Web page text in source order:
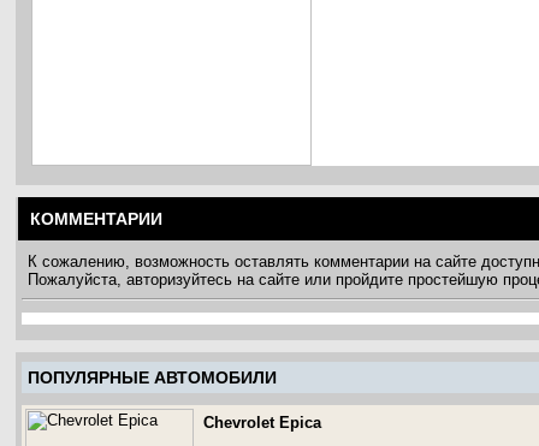
КОММЕНТАРИИ
К сожалению, возможность оставлять комментарии на сайте
Пожалуйста, авторизуйтесь на сайте или пройдите простейшую
ПОПУЛЯРНЫЕ АВТОМОБИЛИ
Chevrolet Epica